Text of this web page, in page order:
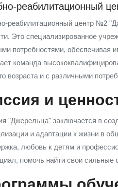
реабилитационный
реабилитационный центр №2
Это специализированное
потребностями, обеспечивая
команда
возраста и с различными
и
"Джерельца" заключается в
и адаптации к жизни в
любовь к детям и
помочь найти свои